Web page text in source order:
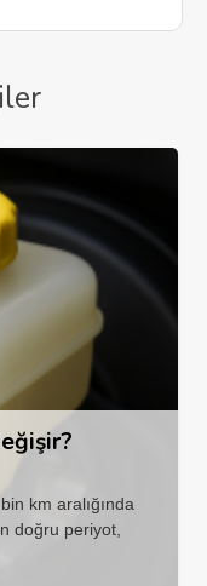
km aralığında
doğru periyot,